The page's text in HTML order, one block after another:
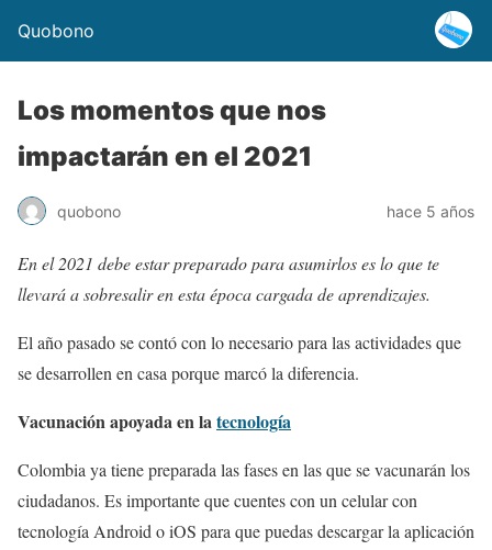
Quobono
Los momentos que nos
impactarán en el 2021
quobono hace 5 años
En el 2021 debe estar preparado para asumirlos es lo que te
llevará a sobresalir en esta época cargada de aprendizajes.
El año pasado se contó con lo necesario para las actividades que
se desarrollen en casa porque marcó la diferencia.
Vacunación apoyada en latecnología
Colombia ya tiene preparada las fases en las que se vacunarán los
ciudadanos. Es importante que cuentes con un celular con
tecnología Android o iOS para que puedas descargar la aplicación